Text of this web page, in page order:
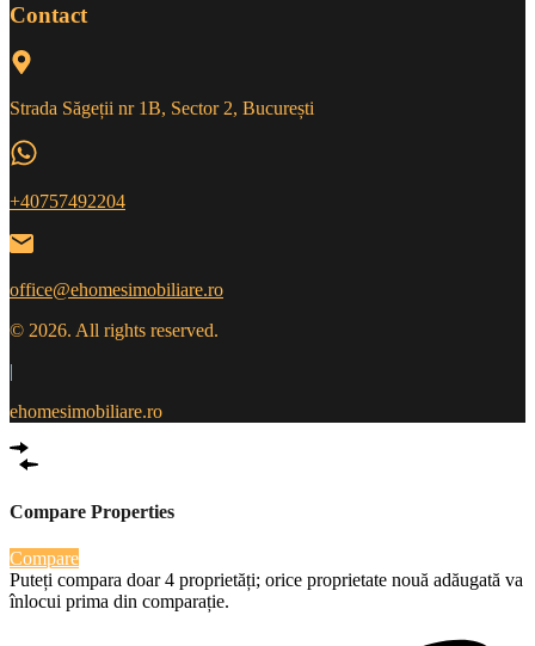
Contact
Strada Săgeții nr 1B, Sector 2, București
+40757492204
office@ehomesimobiliare.ro
© 2026. All rights reserved.
|
ehomesimobiliare.ro
Compare Properties
Compare
Puteți compara doar 4 proprietăți; orice proprietate nouă adăugată va
înlocui prima din comparație.